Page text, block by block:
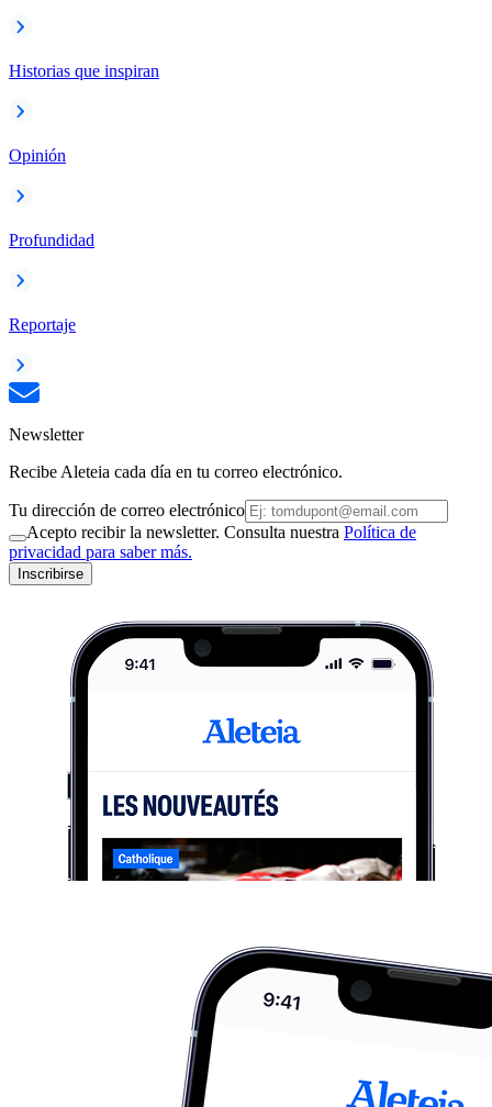
Historias que inspiran
Opinión
Profundidad
Reportaje
Newsletter
Recibe Aleteia cada día en tu correo electrónico.
Tu dirección de correo electrónico
Acepto recibir la newsletter. Consulta nuestra Política de
privacidad para saber más.
Inscribirse